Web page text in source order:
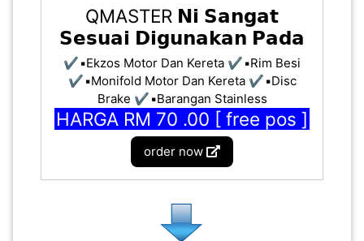
QMASTER 𝗡𝗶 𝗦𝗮𝗻𝗴𝗮𝘁
𝗦𝗲𝘀𝘂𝗮𝗶 𝗗𝗶𝗴𝘂𝗻𝗮𝗸𝗮𝗻 𝗣𝗮𝗱𝗮
✔️ ▪️Ekzos Motor Dan Kereta ✔️ ▪️Rim Besi
✔️ ▪️Monifold Motor Dan Kereta ✔️ ▪️Disc
Brake ✔️ ▪️Barangan Stainless
HARGA RM 70 .00 [ free pos ]
order now